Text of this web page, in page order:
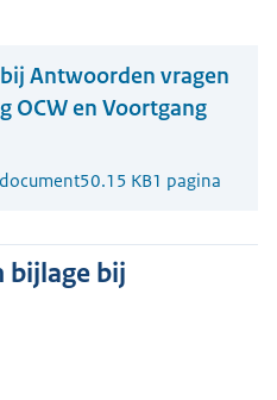
Antwoorden vragen
OCW en Voortgang
50.15 KB1 pagina
bijlage bij